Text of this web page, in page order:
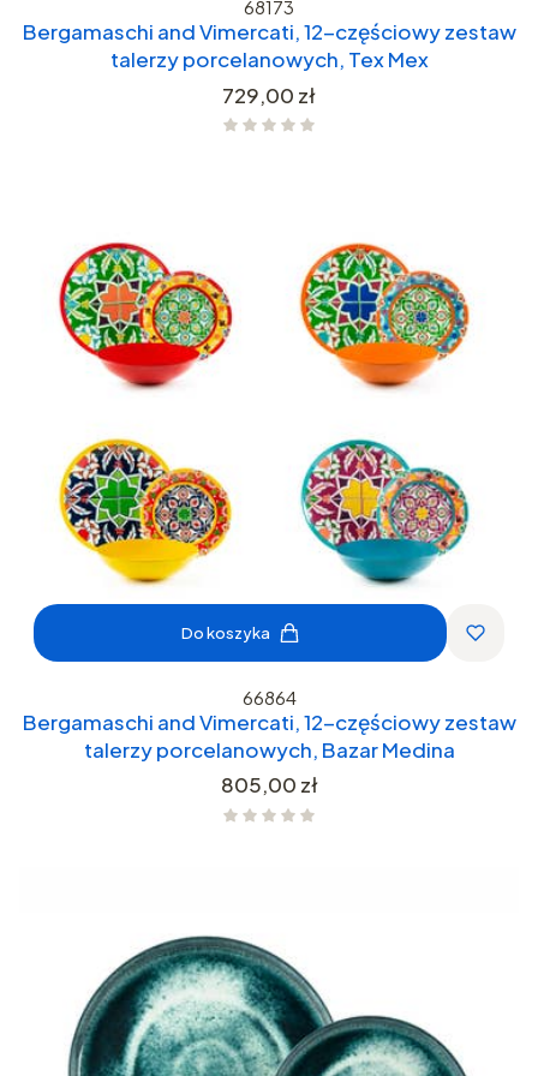
68173
Bergamaschi and Vimercati, 12-częściowy zestaw
talerzy porcelanowych, Tex Mex
Cena
729,00 zł
Do koszyka
66864
Bergamaschi and Vimercati, 12-częściowy zestaw
talerzy porcelanowych, Bazar Medina
Cena
805,00 zł